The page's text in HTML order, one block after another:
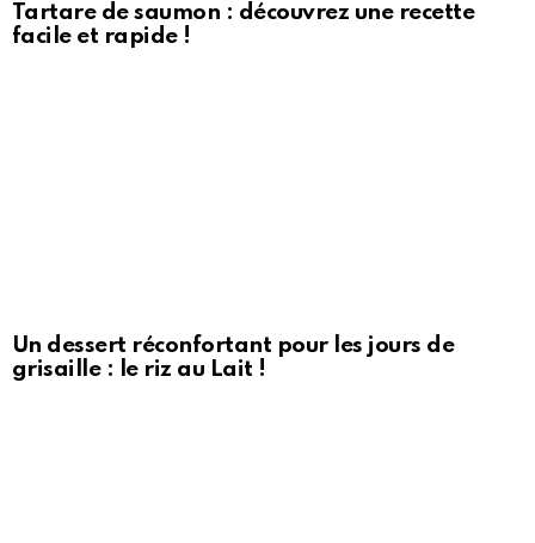
Tartare de saumon : découvrez une recette
facile et rapide !
Un dessert réconfortant pour les jours de
grisaille : le riz au Lait !